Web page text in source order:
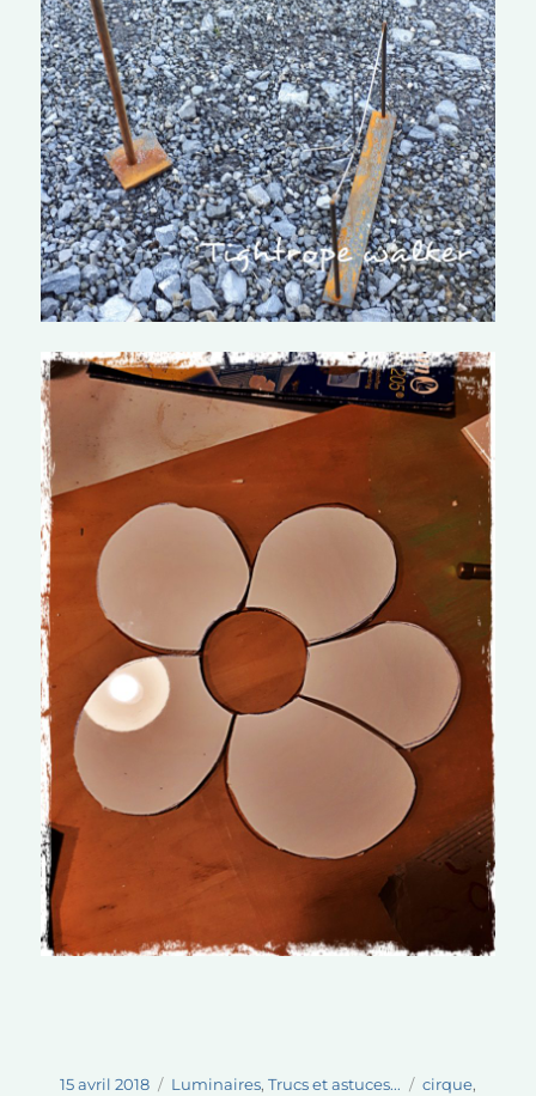
Publié
15 avril 2018 Catégories
Luminaires, Trucs et astuces... Étiquettes
cirque,